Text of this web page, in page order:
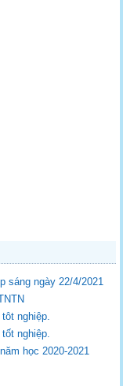
sáng ngày 22/4/2021
nghiệp.
nghiệp.
học 2020-2021